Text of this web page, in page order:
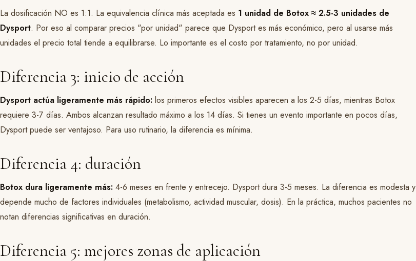
La dosificación NO es 1:1. La equivalencia clínica más aceptada es 1 unidad de Botox ≈ 2.5-3 unidades de
Dysport. Por eso al comparar precios "por unidad" parece que Dysport es más económico, pero al usarse más
unidades el precio total tiende a equilibrarse. Lo importante es el costo por tratamiento, no por unidad.
Diferencia 3: inicio de acción
Dysport actúa ligeramente más rápido: los primeros efectos visibles aparecen a los 2-5 días, mientras Botox
requiere 3-7 días. Ambos alcanzan resultado máximo a los 14 días. Si tienes un evento importante en pocos días,
Dysport puede ser ventajoso. Para uso rutinario, la diferencia es mínima.
Diferencia 4: duración
Botox dura ligeramente más: 4-6 meses en frente y entrecejo. Dysport dura 3-5 meses. La diferencia es modesta y
depende mucho de factores individuales (metabolismo, actividad muscular, dosis). En la práctica, muchos pacientes no
notan diferencias significativas en duración.
Diferencia 5: mejores zonas de aplicación